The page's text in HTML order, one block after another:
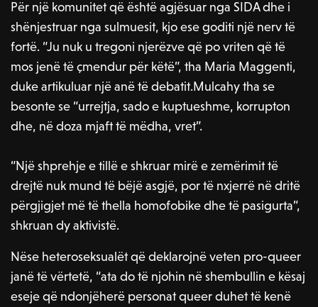
Për një komunitet që është agjësuar nga SIDA dhe i
shënjestruar nga sulmuesit, kjo ese goditi një nerv të
fortë. “Ju nuk u tregoni njerëzve që po vriten që të
mos jenë të çmendur për këtë”, tha Maria Maggenti,
duke artikuluar një anë të debatit.Mulcahy tha se
besonte se “urrejtja, sado e kuptueshme, korrupton
dhe, në doza mjaft të mëdha, vret”.
“Një shprehje e tillë e shkruar mirë e zemërimit të
drejtë nuk mund të bëjë asgjë, por të nxjerrë në dritë
përgjigjet më të thella homofobike dhe të pasigurta”,
shkruan dy aktivistë.
Nëse heteroseksualët që deklarojnë veten pro-queer
janë të vërtetë, “ata do të njohin në shembullin e kësaj
eseje që ndonjëherë personat queer duhet të kenë